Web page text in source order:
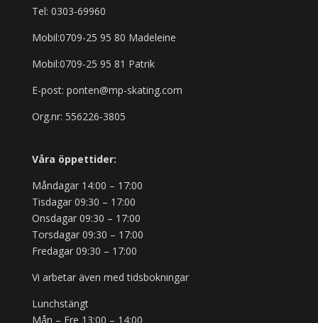
Tel: 0303-69960
Mobil:0709-25 95 80 Madeleine
Mobil:0709-25 95 81 Patrik
E-post: ponten@mp-skating.com
Org.nr: 556226-3805
Våra öppettider:
Måndagar 14:00 – 17:00
Tisdagar 09:30 – 17:00
Onsdagar 09:30 – 17:00
Torsdagar 09:30 – 17:00
Fredagar 09:30 – 17:00
Vi arbetar även med tidsbokningar
Lunchstängt
Mån – Fre 13:00 – 14:00